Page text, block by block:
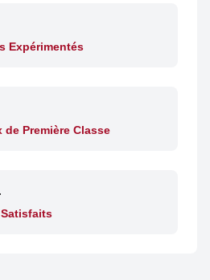
Expérimentés
de Première Classe